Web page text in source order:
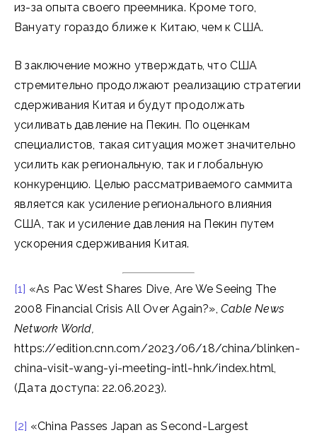
из-за опыта своего преемника. Кроме того,
Вануату гораздо ближе к Китаю, чем к США.
В заключение можно утверждать, что США
стремительно продолжают реализацию стратегии
сдерживания Китая и будут продолжать
усиливать давление на Пекин. По оценкам
специалистов, такая ситуация может значительно
усилить как региональную, так и глобальную
конкуренцию. Целью рассматриваемого саммита
является как усиление регионального влияния
США, так и усиление давления на Пекин путем
ускорения сдерживания Китая.
[1] «As Pac West Shares Dive, Are We Seeing The
2008 Financial Crisis All Over Again?», Cable News
Network World,
https://edition.cnn.com/2023/06/18/china/blinken-
china-visit-wang-yi-meeting-intl-hnk/index.html,
(Дата доступа: 22.06.2023).
[2] «China Passes Japan as Second-Largest